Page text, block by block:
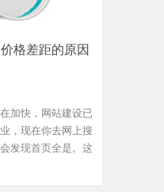
格差距的原因
加快，网站建设已
，现在你去网上搜
发现首页全是。这